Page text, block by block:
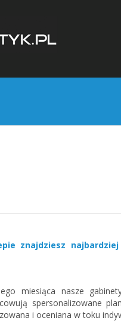
znajdziesz
miesiąca nasze
spersonalizowane
i oceniana w toku